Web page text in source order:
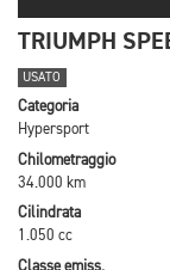
TRIUMPH
USATO
Categoria
Hypersport
Chilometraggio
34.000 km
Cilindrata
1.050 cc
Classe emiss.